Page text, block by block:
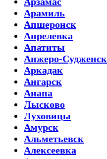
Арамиль
Апшеронск
Апрелевка
Апатиты
Анжеро-Судженск
Аркадак
Ангарск
Анапа
Лысково
Луховицы
Амурск
Альметьевск
Алексеевка